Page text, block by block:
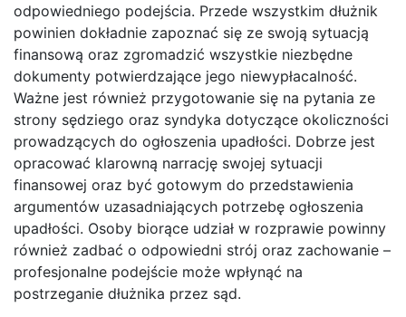
odpowiedniego podejścia. Przede wszystkim dłużnik
powinien dokładnie zapoznać się ze swoją sytuacją
finansową oraz zgromadzić wszystkie niezbędne
dokumenty potwierdzające jego niewypłacalność.
Ważne jest również przygotowanie się na pytania ze
strony sędziego oraz syndyka dotyczące okoliczności
prowadzących do ogłoszenia upadłości. Dobrze jest
opracować klarowną narrację swojej sytuacji
finansowej oraz być gotowym do przedstawienia
argumentów uzasadniających potrzebę ogłoszenia
upadłości. Osoby biorące udział w rozprawie powinny
również zadbać o odpowiedni strój oraz zachowanie –
profesjonalne podejście może wpłynąć na
postrzeganie dłużnika przez sąd.